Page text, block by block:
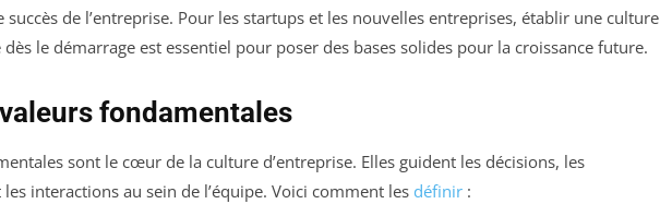
succès de l’entreprise. Pour les startups et les nouvelles entreprises, établir une culture
dès le démarrage est essentiel pour poser des bases solides pour la croissance future.
fondamentales
sont le cœur de la culture d’entreprise. Elles guident les décisions, les
interactions au sein de l’équipe. Voici comment les définir :